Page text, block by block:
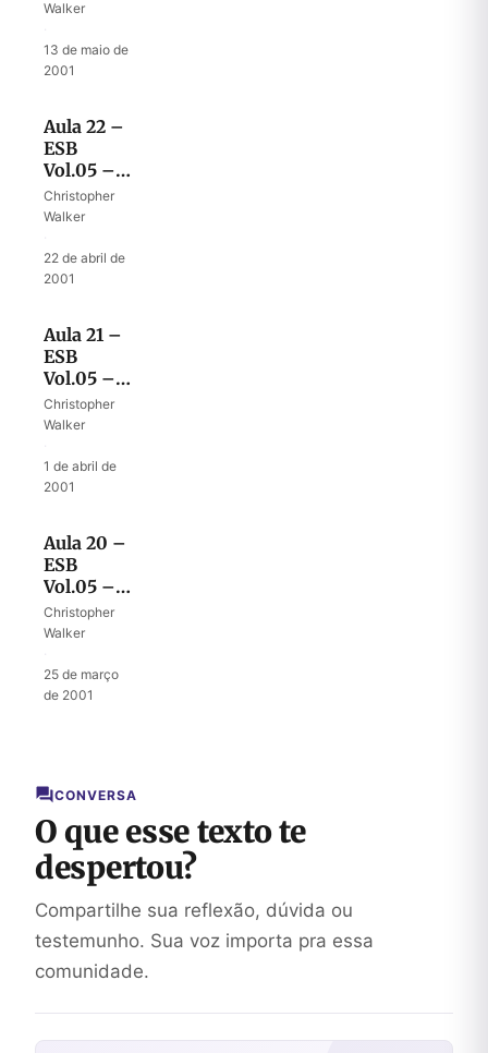
das duas
meia
Walker
13 de maio de
2001
Aula 22 –
ESB
Vol.05 –
Fidelidade
das duas
meia
Christopher
Walker
22 de abril de
2001
Aula 21 –
ESB
Vol.05 –
Cidades
de
dos
levitas
Christopher
Walker
1 de abril de
2001
Aula 20 –
ESB
Vol.05 –
Herança
de José
Christopher
Walker
25 de março
de 2001
CONVERSA
O que esse texto te
despertou?
Compartilhe sua reflexão, dúvida ou
testemunho. Sua voz importa pra essa
comunidade.